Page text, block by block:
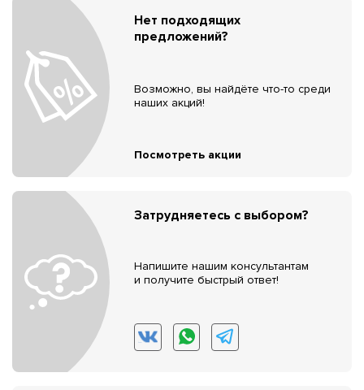
Нет подходящих
предложений?
Возможно, вы найдёте что-то среди
наших акций!
Посмотреть акции
Затрудняетесь с выбором?
Напишите нашим консультантам
и получите быстрый ответ!